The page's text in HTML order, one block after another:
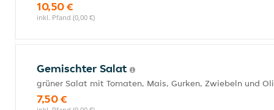
10,50 €
inkl. Pfand (0,00 €)
Gemischter Salat
grüner Salat mit Tomaten, Mais, Gurken, Zwiebeln und
7,50 €